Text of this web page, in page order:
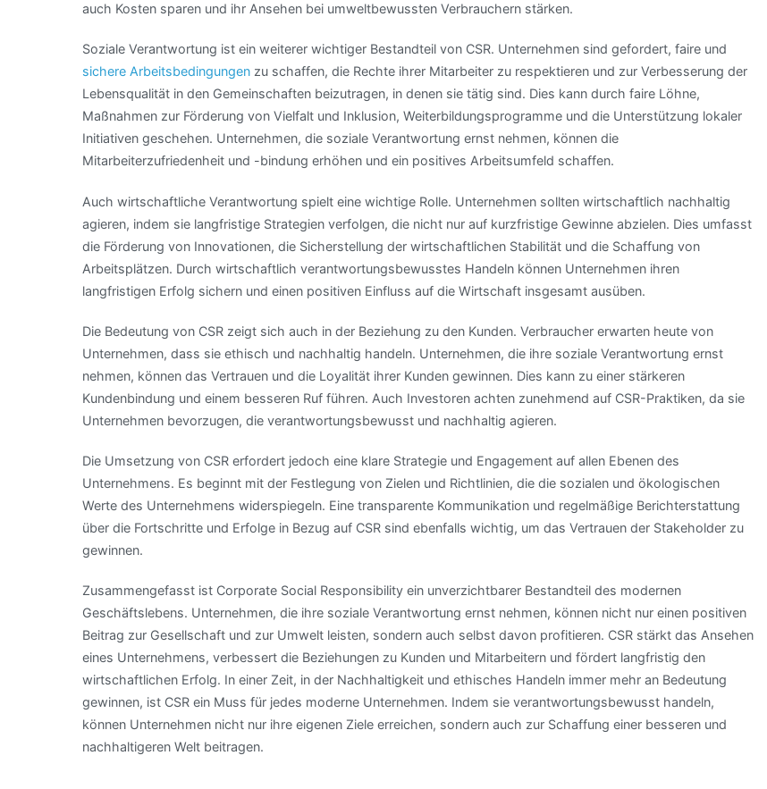
auch Kosten sparen und ihr Ansehen bei umweltbewussten Verbrauchern stärken.
Soziale Verantwortung ist ein weiterer wichtiger Bestandteil von CSR. Unternehmen sind gefordert, faire und
sichere Arbeitsbedingungen zu schaffen, die Rechte ihrer Mitarbeiter zu respektieren und zur Verbesserung der
Lebensqualität in den Gemeinschaften beizutragen, in denen sie tätig sind. Dies kann durch faire Löhne,
Maßnahmen zur Förderung von Vielfalt und Inklusion, Weiterbildungsprogramme und die Unterstützung lokaler
Initiativen geschehen. Unternehmen, die soziale Verantwortung ernst nehmen, können die
Mitarbeiterzufriedenheit und -bindung erhöhen und ein positives Arbeitsumfeld schaffen.
Auch wirtschaftliche Verantwortung spielt eine wichtige Rolle. Unternehmen sollten wirtschaftlich nachhaltig
agieren, indem sie langfristige Strategien verfolgen, die nicht nur auf kurzfristige Gewinne abzielen. Dies umfasst
die Förderung von Innovationen, die Sicherstellung der wirtschaftlichen Stabilität und die Schaffung von
Arbeitsplätzen. Durch wirtschaftlich verantwortungsbewusstes Handeln können Unternehmen ihren
langfristigen Erfolg sichern und einen positiven Einfluss auf die Wirtschaft insgesamt ausüben.
Die Bedeutung von CSR zeigt sich auch in der Beziehung zu den Kunden. Verbraucher erwarten heute von
Unternehmen, dass sie ethisch und nachhaltig handeln. Unternehmen, die ihre soziale Verantwortung ernst
nehmen, können das Vertrauen und die Loyalität ihrer Kunden gewinnen. Dies kann zu einer stärkeren
Kundenbindung und einem besseren Ruf führen. Auch Investoren achten zunehmend auf CSR-Praktiken, da sie
Unternehmen bevorzugen, die verantwortungsbewusst und nachhaltig agieren.
Die Umsetzung von CSR erfordert jedoch eine klare Strategie und Engagement auf allen Ebenen des
Unternehmens. Es beginnt mit der Festlegung von Zielen und Richtlinien, die die sozialen und ökologischen
Werte des Unternehmens widerspiegeln. Eine transparente Kommunikation und regelmäßige Berichterstattung
über die Fortschritte und Erfolge in Bezug auf CSR sind ebenfalls wichtig, um das Vertrauen der Stakeholder zu
gewinnen.
Zusammengefasst ist Corporate Social Responsibility ein unverzichtbarer Bestandteil des modernen
Geschäftslebens. Unternehmen, die ihre soziale Verantwortung ernst nehmen, können nicht nur einen positiven
Beitrag zur Gesellschaft und zur Umwelt leisten, sondern auch selbst davon profitieren. CSR stärkt das Ansehen
eines Unternehmens, verbessert die Beziehungen zu Kunden und Mitarbeitern und fördert langfristig den
wirtschaftlichen Erfolg. In einer Zeit, in der Nachhaltigkeit und ethisches Handeln immer mehr an Bedeutung
gewinnen, ist CSR ein Muss für jedes moderne Unternehmen. Indem sie verantwortungsbewusst handeln,
können Unternehmen nicht nur ihre eigenen Ziele erreichen, sondern auch zur Schaffung einer besseren und
nachhaltigeren Welt beitragen.